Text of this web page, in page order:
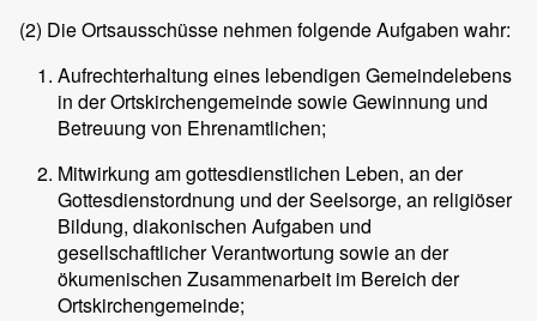
(2) Die Ortsausschüsse nehmen folgende Aufgaben wahr:
Aufrechterhaltung eines lebendigen Gemeindelebens
in der Ortskirchengemeinde sowie Gewinnung und
Betreuung von Ehrenamtlichen;
Mitwirkung am gottesdienstlichen Leben, an der
Gottesdienstordnung und der Seelsorge, an religiöser
Bildung, diakonischen Aufgaben und
gesellschaftlicher Verantwortung sowie an der
ökumenischen Zusammenarbeit im Bereich der
Ortskirchengemeinde;